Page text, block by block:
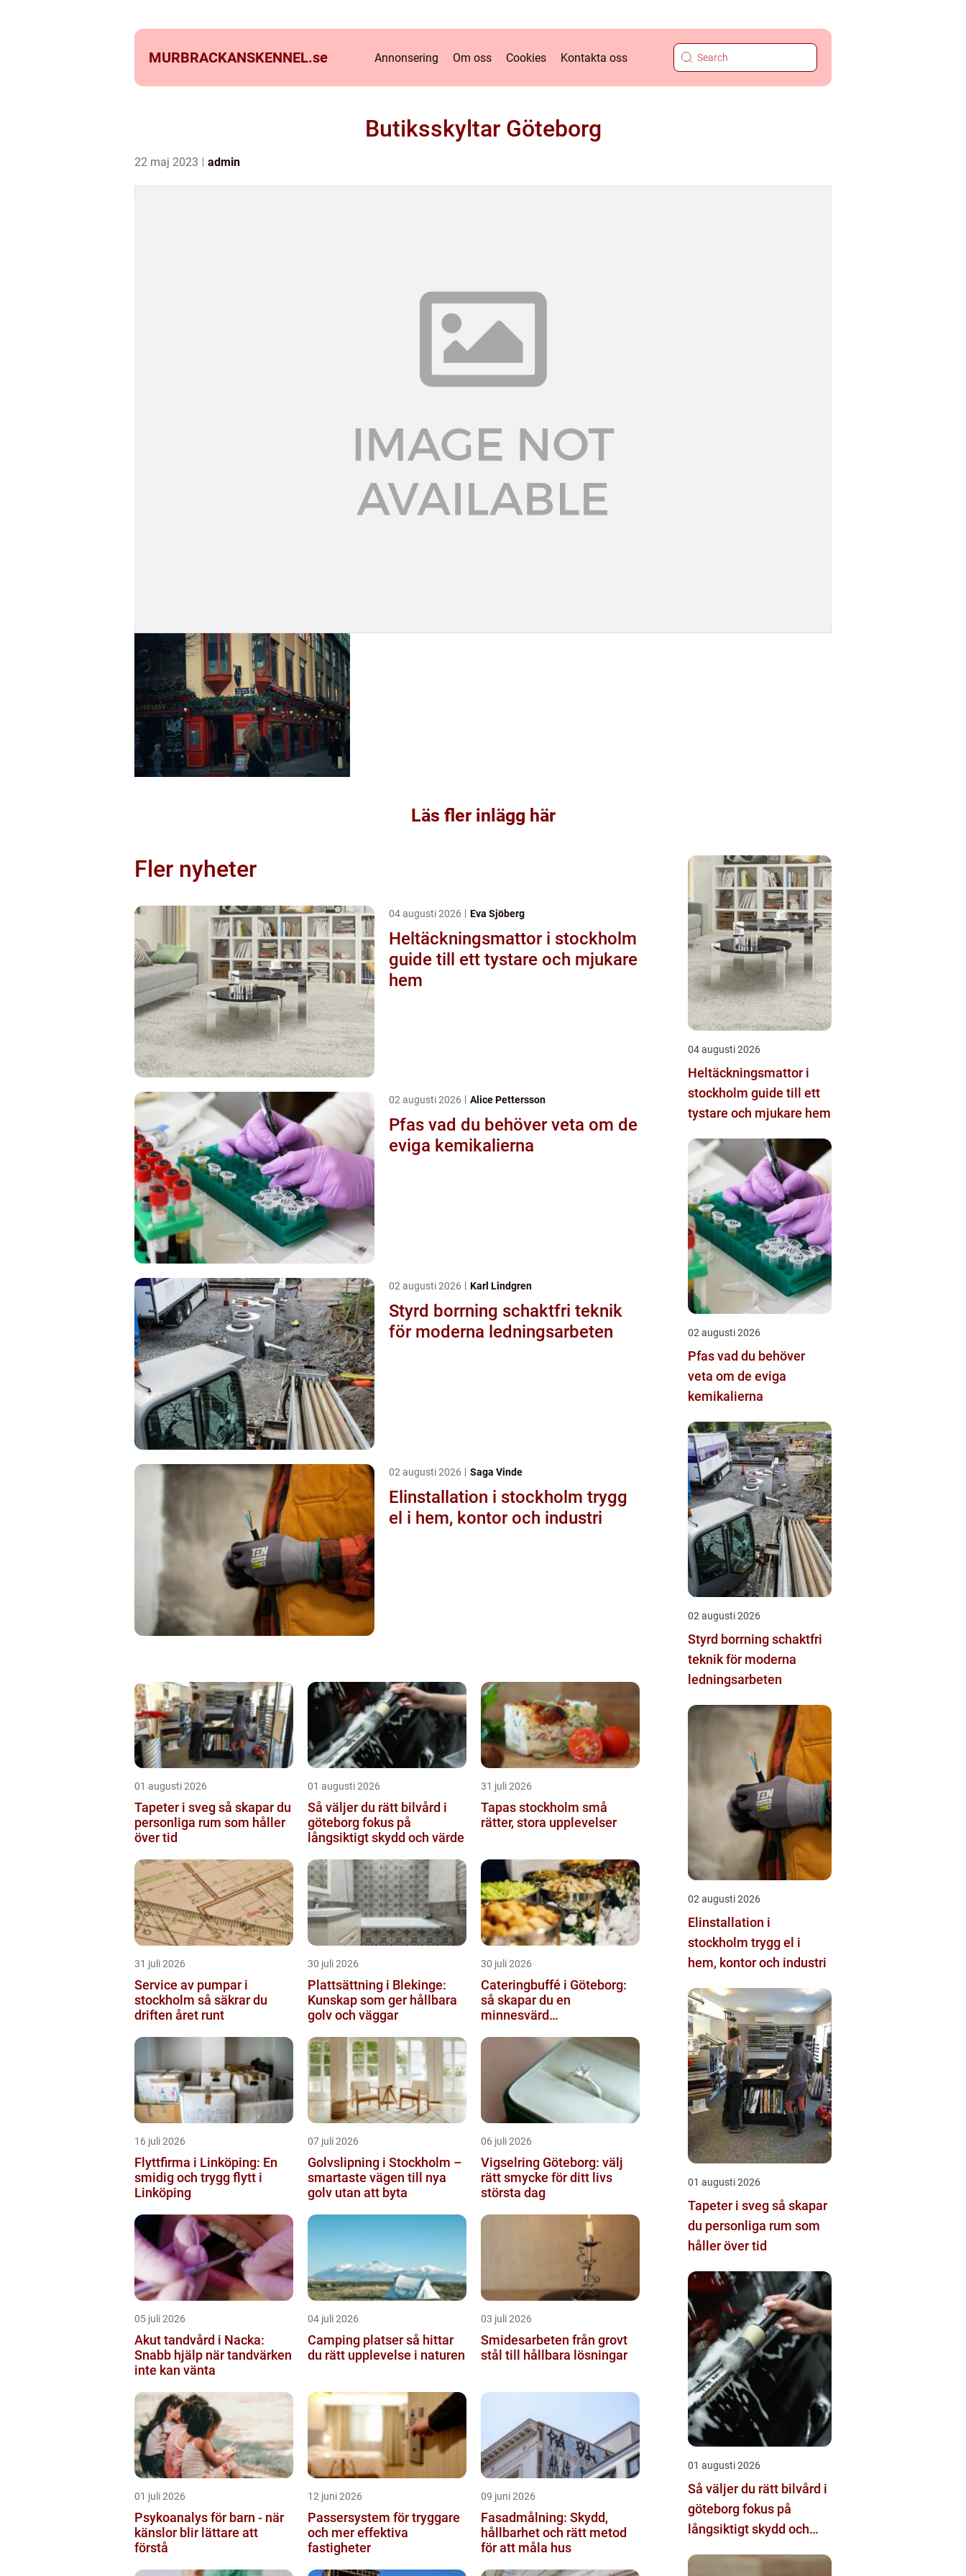
MURBRACKANSKENNEL.se Annonsering Om oss Cookies Kontakta oss
Butiksskyltar Göteborg
22 maj 2023 admin
Läs fler inlägg här
Fler nyheter
04 augusti 2026 Eva Sjöberg
Heltäckningsmattor i stockholm
guide till ett tystare och mjukare
hem
02 augusti 2026 Alice Pettersson
Pfas vad du behöver veta om de
eviga kemikalierna
02 augusti 2026 Karl Lindgren
Styrd borrning schaktfri teknik
för moderna ledningsarbeten
02 augusti 2026 Saga Vinde
Elinstallation i stockholm trygg
el i hem, kontor och industri
01 augusti 2026
Tapeter i sveg så skapar du
personliga rum som håller
över tid
01 augusti 2026
Så väljer du rätt bilvård i
göteborg fokus på
långsiktigt skydd och värde
31 juli 2026
Tapas stockholm små
rätter, stora upplevelser
31 juli 2026
Service av pumpar i
stockholm så säkrar du
driften året runt
30 juli 2026
Plattsättning i Blekinge:
Kunskap som ger hållbara
golv och väggar
30 juli 2026
Cateringbuffé i Göteborg:
så skapar du en
minnesvärd
16 juli 2026
Flyttfirma i Linköping: En
smidig och trygg flytt i
Linköping
07 juli 2026
Golvslipning i Stockholm –
smartaste vägen till nya
golv utan att byta
06 juli 2026
Vigselring Göteborg: välj
rätt smycke för ditt livs
största dag
05 juli 2026
Akut tandvård i Nacka:
Snabb hjälp när tandvärken
inte kan vänta
04 juli 2026
Camping platser så hittar
du rätt upplevelse i naturen
03 juli 2026
Smidesarbeten från grovt
stål till hållbara lösningar
01 juli 2026
Psykoanalys för barn - när
känslor blir lättare att
förstå
12 juni 2026
Passersystem för tryggare
och mer effektiva
fastigheter
09 juni 2026
Fasadmålning: Skydd,
hållbarhet och rätt metod
för att måla hus
04 augusti 2026
Heltäckningsmattor i
stockholm guide till ett
tystare och mjukare hem
02 augusti 2026
Pfas vad du behöver
veta om de eviga
kemikalierna
02 augusti 2026
Styrd borrning schaktfri
teknik för moderna
ledningsarbeten
02 augusti 2026
Elinstallation i
stockholm trygg el i
hem, kontor och industri
01 augusti 2026
Tapeter i sveg så skapar
du personliga rum som
håller över tid
01 augusti 2026
Så väljer du rätt bilvård i
göteborg fokus på
långsiktigt skydd och